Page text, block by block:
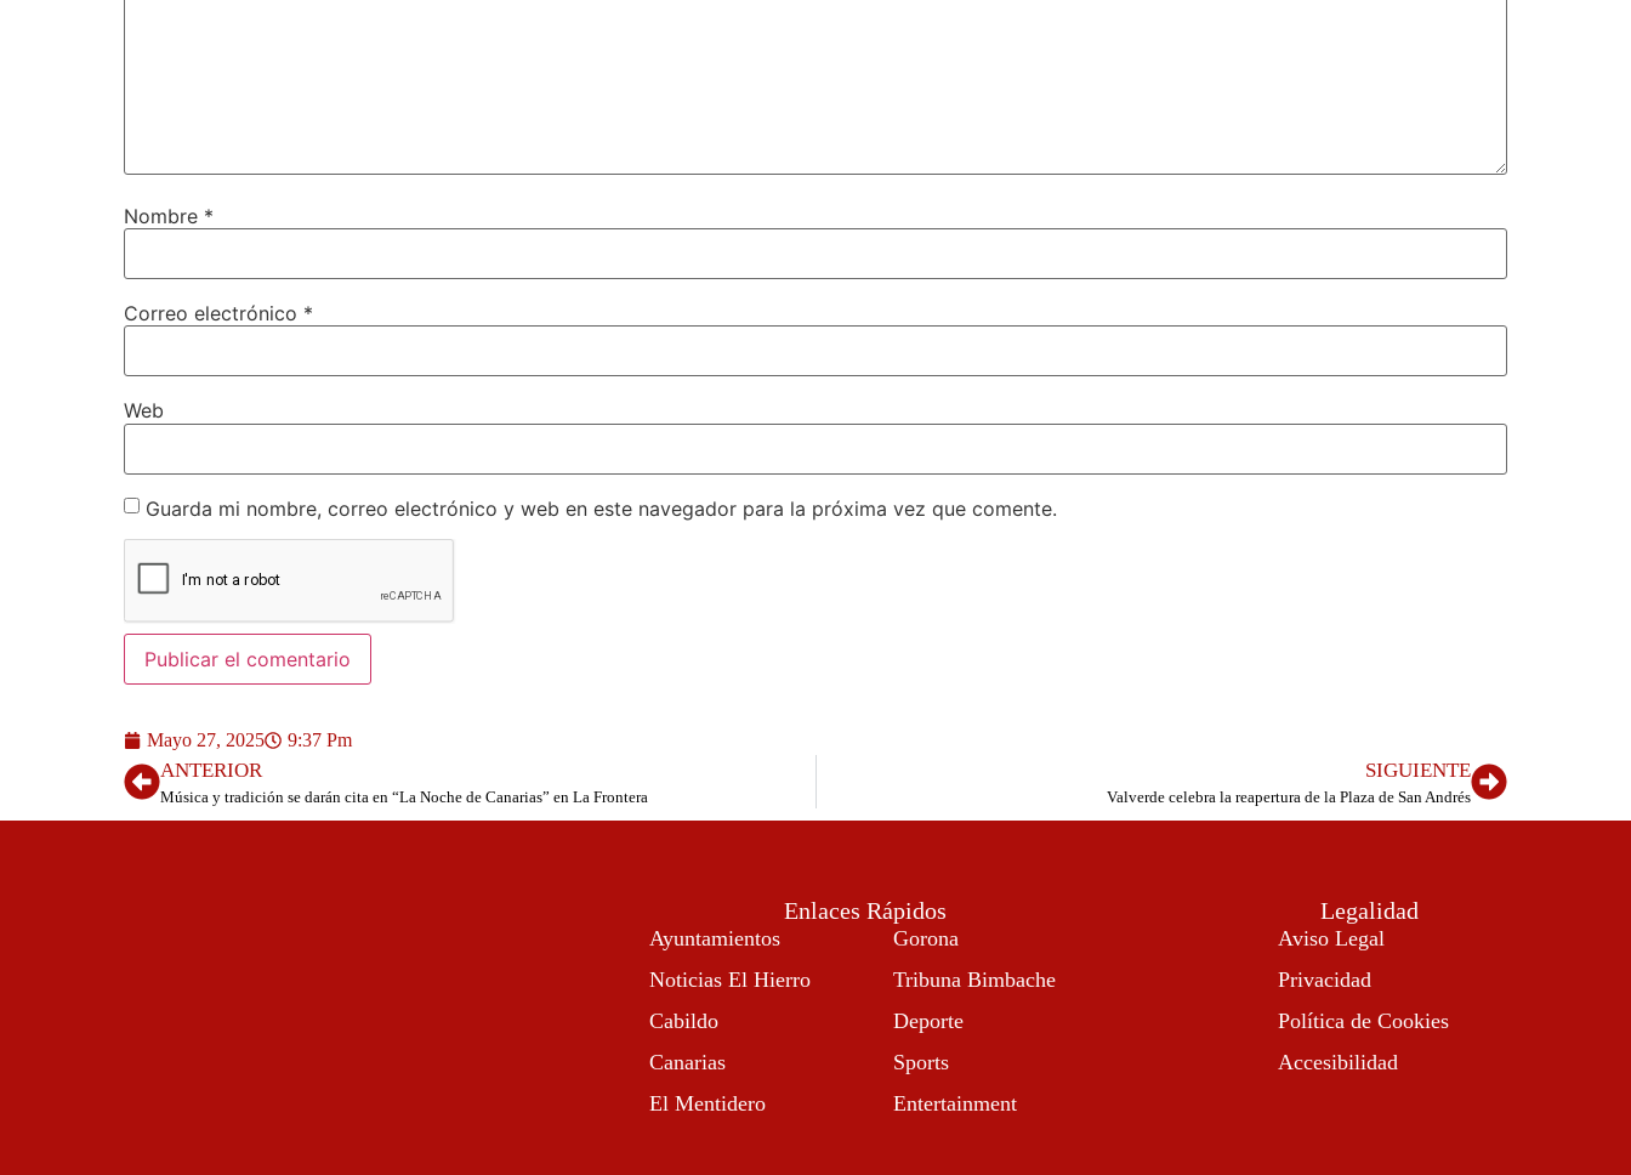
Nombre *
Correo electrónico *
Web
Guarda mi nombre, correo electrónico y web en este navegador para la próxima vez que comente.
Mayo 27, 2025 9:37 Pm
ANTERIOR
Música y tradición se darán cita en “La Noche de Canarias” en La Frontera
SIGUIENTE
Valverde celebra la reapertura de la Plaza de San Andrés
Enlaces Rápidos
Ayuntamientos
Noticias El Hierro
Cabildo
Canarias
El Mentidero
Gorona
Tribuna Bimbache
Deporte
Sports
Entertainment
Legalidad
Aviso Legal
Privacidad
Política de Cookies
Accesibilidad